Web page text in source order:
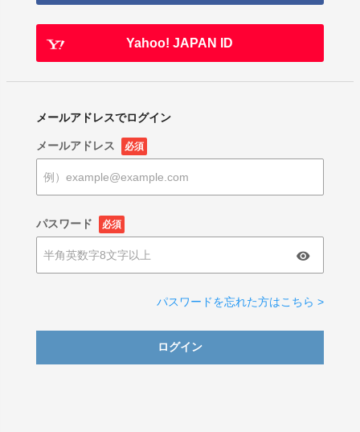
Yahoo! JAPAN ID
メールアドレスでログイン
メールアドレス 必須
パスワード 必須
パスワードを忘れた方はこちら >
ログイン